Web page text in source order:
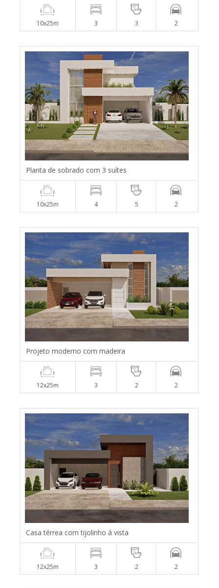
10x25m 3 3 2
Planta de sobrado com 3 suítes
10x25m 4 5 2
Projeto moderno com madeira
12x25m 3 2 2
Casa térrea com tijolinho à vista
12x25m 3 2 2